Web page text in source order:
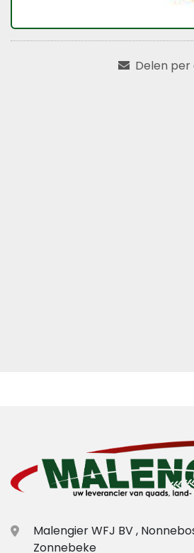
Delen
Malengier WFJ BV ,
Zonnebeke